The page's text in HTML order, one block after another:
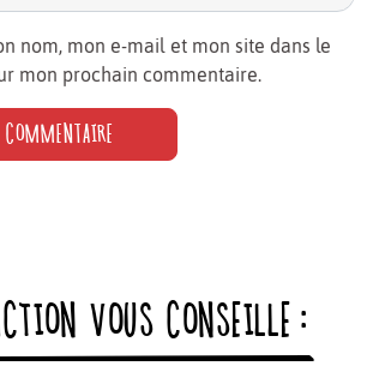
nom, mon e-mail et mon site dans le
mon prochain commentaire.
VOUS CONSEILLE :